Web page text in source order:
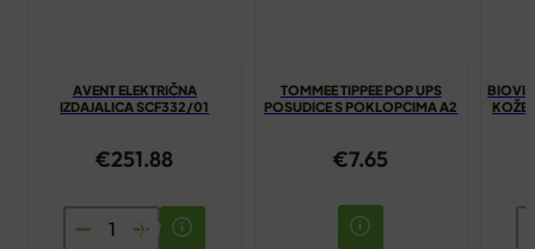
AVENT ELEKTRIČNA
IZDAJALICA SCF332/01
€251.88
AVENT
TOMMEE TIPPEE POP UPS
POSUDICE S POKLOPCIMA A2
€7.65
KOŽE